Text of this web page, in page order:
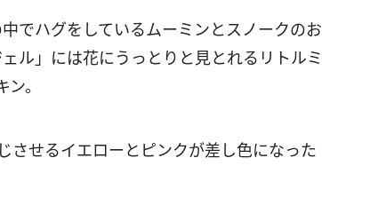
でハグをしているムーミンとスノークのお
ル」には花にうっとりと見とれるリトルミ
。
させるイエローとピンクが差し色になった